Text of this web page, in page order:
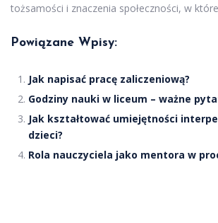
tożsamości i znaczenia społeczności, w
Powiązane Wpisy:
Jak napisać pracę zaliczeniową?
Godziny nauki w liceum – ważne
Jak kształtować umiejętności
dzieci?
Rola nauczyciela jako mentora w